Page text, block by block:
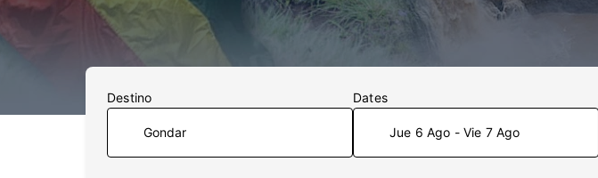
Destino Dates
Jue 6 Ago - Vie 7 Ago